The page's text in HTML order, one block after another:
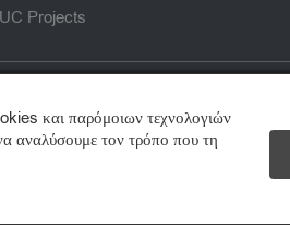
Projects
και παρόμοιων τεχνολογιών
αναλύσουμε τον τρόπο που τη